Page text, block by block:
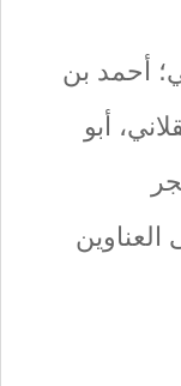
أحمد بن
أبو